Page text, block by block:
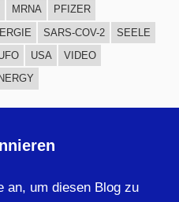
MRNA
PFIZER
SARS-COV-2
SEELE
USA
VIDEO
an, um diesen Blog zu